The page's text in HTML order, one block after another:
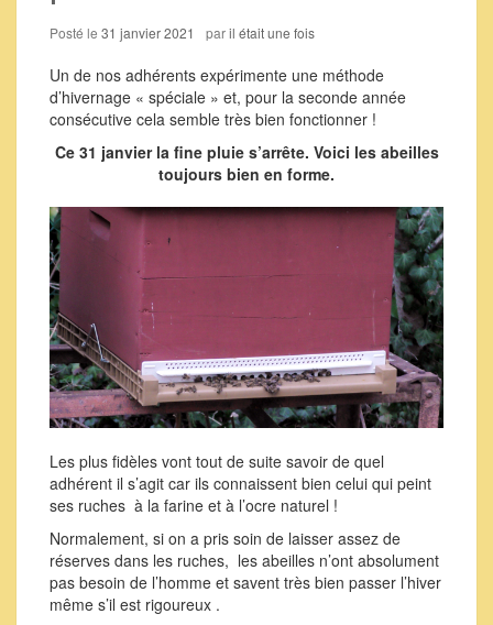
Posté le 31 janvier 2021 paril était une fois
Un de nos adhérents expérimente une méthode
d’hivernage « spéciale » et, pour la seconde année
consécutive cela semble très bien fonctionner !
Ce 31 janvier la fine pluie s’arrête. Voici les abeilles
toujours bien en forme.
Les plus fidèles vont tout de suite savoir de quel
adhérent il s’agit car ils connaissent bien celui qui peint
ses ruches à la farine et à l’ocre naturel !
Normalement, si on a pris soin de laisser assez de
réserves dans les ruches, les abeilles n’ont absolument
pas besoin de l’homme et savent très bien passer l’hiver
même s’il est rigoureux .